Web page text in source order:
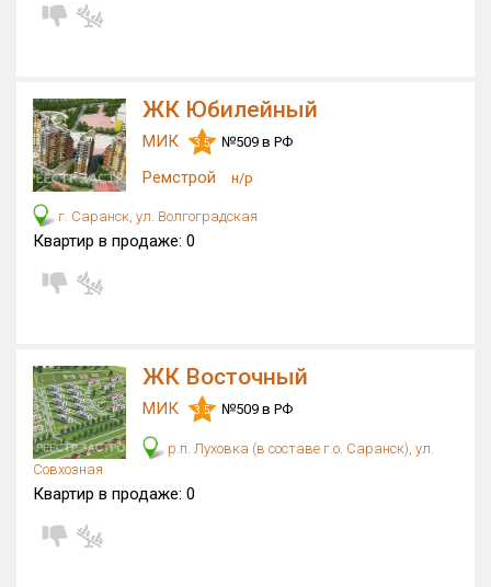
ЖК Юбилейный
МИК 3.5 №509 в РФ
Ремстрой н/р
г. Саранск, ул. Волгоградская
Квартир в продаже: 0
ЖК Восточный
МИК 3.5 №509 в РФ
р.п. Луховка (в составе г.о. Саранск), ул.
Совхозная
Квартир в продаже: 0